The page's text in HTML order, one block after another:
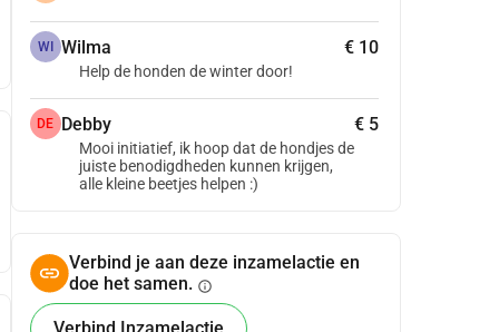
WI Wilma € 10
Help de honden de winter door!
DE Debby € 5
Mooi initiatief, ik hoop dat de hondjes de
juiste benodigdheden kunnen krijgen,
alle kleine beetjes helpen :)
Verbind je aan deze inzamelactie en
doe het samen. info